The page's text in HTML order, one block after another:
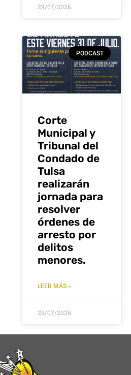
29/07/2026
PODCAST
Corte
Municipal y
Tribunal del
Condado de
Tulsa
realizarán
jornada para
resolver
órdenes de
arresto por
delitos
menores.
LEER MÁS »
29/07/2026